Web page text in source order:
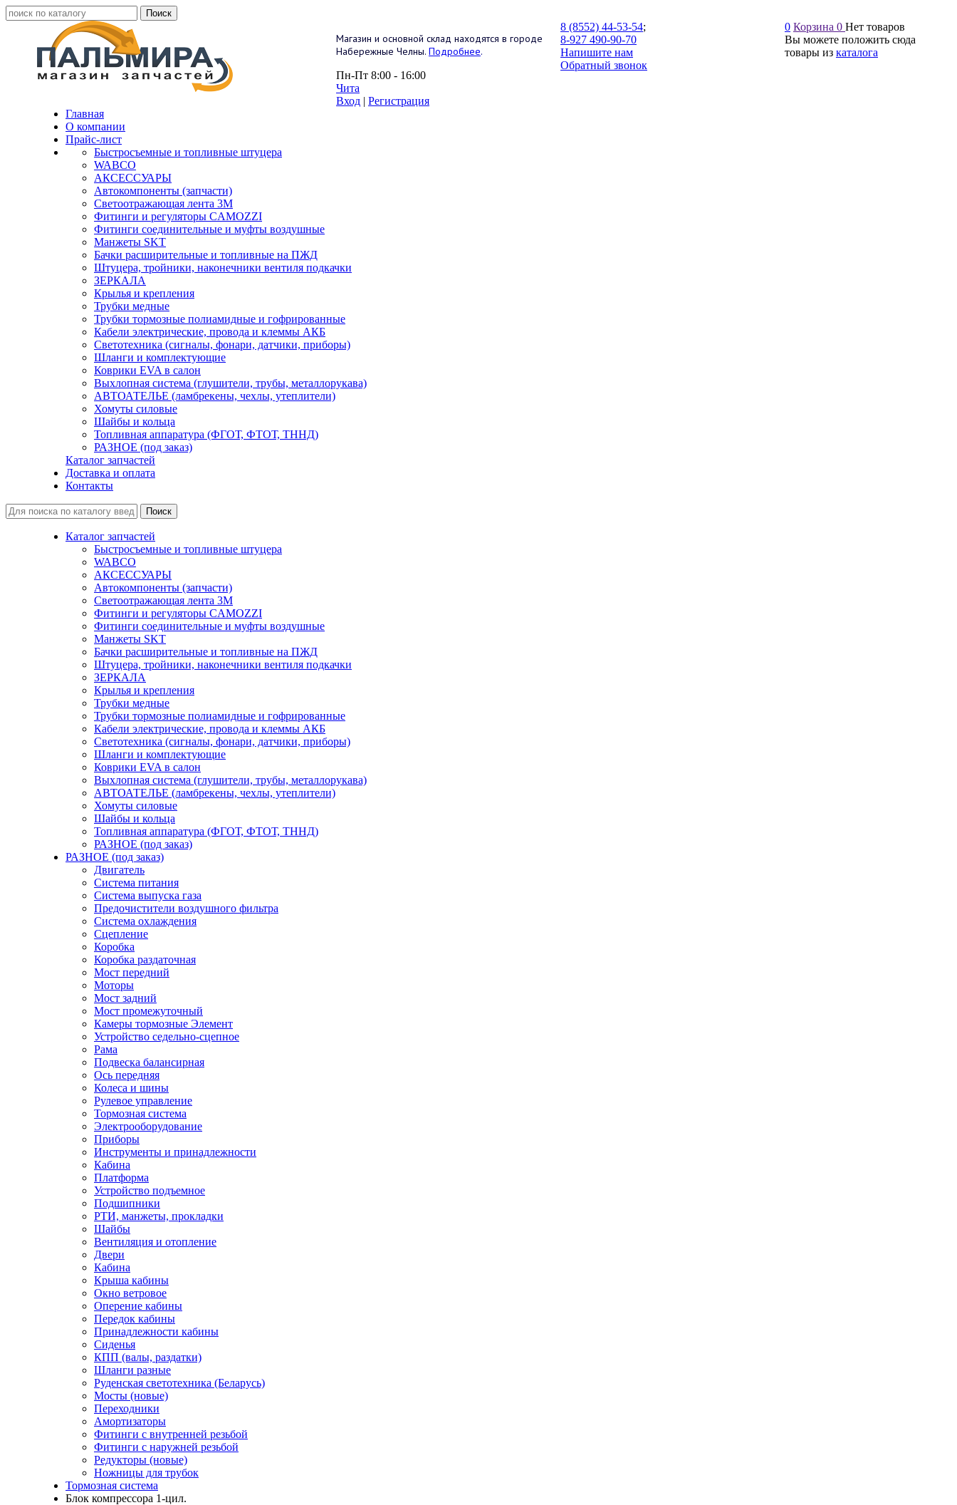
Магазин и основной склад находятся в городе
Набережные Челны. Подробнее.
Пн-Пт 8:00 - 16:00
Чита
Вход | Регистрация
8 (8552) 44-53-54;
8-927 490-90-70
Напишите нам
Обратный звонок
0 Корзина 0 Нет товаров
Вы можете положить сюда
товары из каталога
Главная
О компании
Прайс-лист
Быстросъемные и топливные штуцера
WABCO
АКСЕССУАРЫ
Автокомпоненты (запчасти)
Светоотражающая лента 3М
Фитинги и регуляторы CAMOZZI
Фитинги соединительные и муфты воздушные
Манжеты SKT
Бачки расширительные и топливные на ПЖД
Штуцера, тройники, наконечники вентиля подкачки
ЗЕРКАЛА
Крылья и крепления
Трубки медные
Трубки тормозные полиамидные и гофрированные
Кабели электрические, провода и клеммы АКБ
Светотехника (сигналы, фонари, датчики, приборы)
Шланги и комплектующие
Коврики EVA в салон
Выхлопная система (глушители, трубы, металлорукава)
АВТОАТЕЛЬЕ (ламбрекены, чехлы, утеплители)
Хомуты силовые
Шайбы и кольца
Топливная аппаратура (ФГОТ, ФТОТ, ТННД)
РАЗНОЕ (под заказ)
Каталог запчастей
Доставка и оплата
Контакты
Каталог запчастей
Быстросъемные и топливные штуцера
WABCO
АКСЕССУАРЫ
Автокомпоненты (запчасти)
Светоотражающая лента 3М
Фитинги и регуляторы CAMOZZI
Фитинги соединительные и муфты воздушные
Манжеты SKT
Бачки расширительные и топливные на ПЖД
Штуцера, тройники, наконечники вентиля подкачки
ЗЕРКАЛА
Крылья и крепления
Трубки медные
Трубки тормозные полиамидные и гофрированные
Кабели электрические, провода и клеммы АКБ
Светотехника (сигналы, фонари, датчики, приборы)
Шланги и комплектующие
Коврики EVA в салон
Выхлопная система (глушители, трубы, металлорукава)
АВТОАТЕЛЬЕ (ламбрекены, чехлы, утеплители)
Хомуты силовые
Шайбы и кольца
Топливная аппаратура (ФГОТ, ФТОТ, ТННД)
РАЗНОЕ (под заказ)
РАЗНОЕ (под заказ)
Двигатель
Система питания
Система выпуска газа
Предочистители воздушного фильтра
Система охлаждения
Сцепление
Коробка
Коробка раздаточная
Мост передний
Моторы
Мост задний
Мост промежуточный
Камеры тормозные Элемент
Устройство седельно-сцепное
Рама
Подвеска балансирная
Ось передняя
Колеса и шины
Рулевое управление
Тормозная система
Электрооборудование
Приборы
Инструменты и принадлежности
Кабина
Платформа
Устройство подъемное
Подшипники
РТИ, манжеты, прокладки
Шайбы
Вентиляция и отопление
Двери
Кабина
Крыша кабины
Окно ветровое
Оперение кабины
Передок кабины
Принадлежности кабины
Сиденья
КПП (валы, раздатки)
Шланги разные
Руденская светотехника (Беларусь)
Мосты (новые)
Переходники
Амортизаторы
Фитинги с внутренней резьбой
Фитинги с наружней резьбой
Редукторы (новые)
Ножницы для трубок
Тормозная система
Блок компрессора 1-цил.